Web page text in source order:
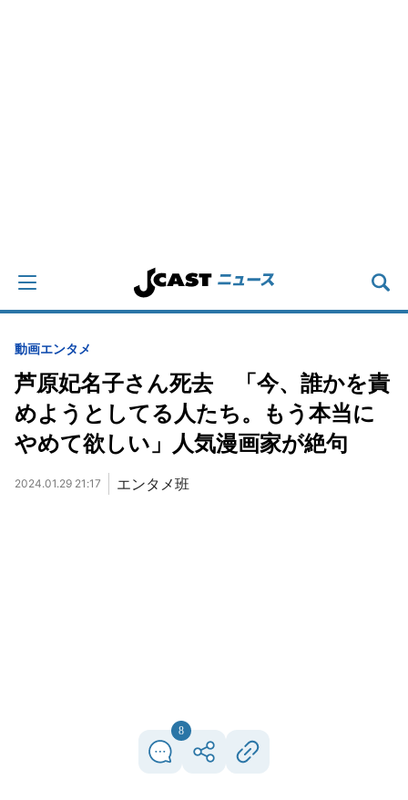
動画エンタメ
芦原妃名子さん死去 「今、誰かを責
めようとしてる人たち。もう本当に
やめて欲しい」人気漫画家が絶句
2024.01.29 21:17 エンタメ班
8